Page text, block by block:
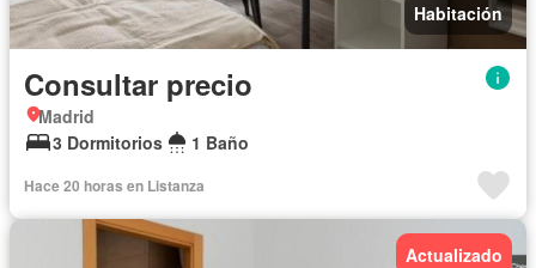
Habitación
Consultar precio
Madrid
3 Dormitorios
1 Baño
Hace 20 horas en Listanza
Actualizado